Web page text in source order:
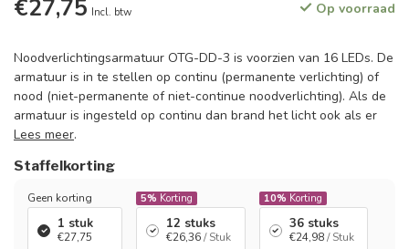
€27,75 Incl. btw Op voorraad
Noodverlichtingsarmatuur OTG-DD-3 is voorzien van 16 LEDs. De
armatuur is in te stellen op continu (permanente verlichting) of
nood (niet-permanente of niet-continue noodverlichting). Als de
armatuur is ingesteld op continu dan brand het licht ook als er
Lees meer.
Staffelkorting
Geen korting
1 stuk
€27,75
5% Korting
12 stuks
€26,36 / Stuk
10% Korting
36 stuks
€24,98 / Stuk